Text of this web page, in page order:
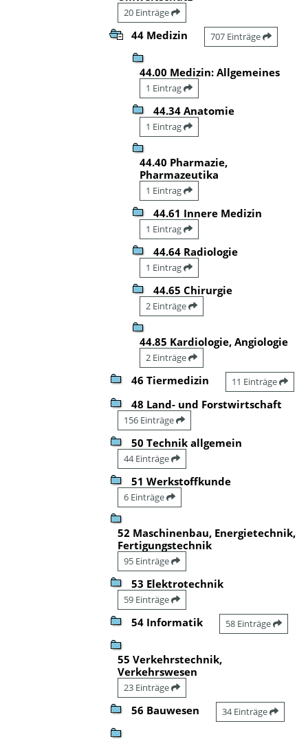
20 Einträge
44 Medizin 707 Einträge
44.00 Medizin: Allgemeines
1 Eintrag
44.34 Anatomie
1 Eintrag
44.40 Pharmazie,
Pharmazeutika
1 Eintrag
44.61 Innere Medizin
1 Eintrag
44.64 Radiologie
1 Eintrag
44.65 Chirurgie
2 Einträge
44.85 Kardiologie, Angiologie
2 Einträge
46 Tiermedizin 11 Einträge
48 Land- und Forstwirtschaft
156 Einträge
50 Technik allgemein
44 Einträge
51 Werkstoffkunde
6 Einträge
52 Maschinenbau, Energietechnik,
Fertigungstechnik
95 Einträge
53 Elektrotechnik
59 Einträge
54 Informatik 58 Einträge
55 Verkehrstechnik,
Verkehrswesen
23 Einträge
56 Bauwesen 34 Einträge